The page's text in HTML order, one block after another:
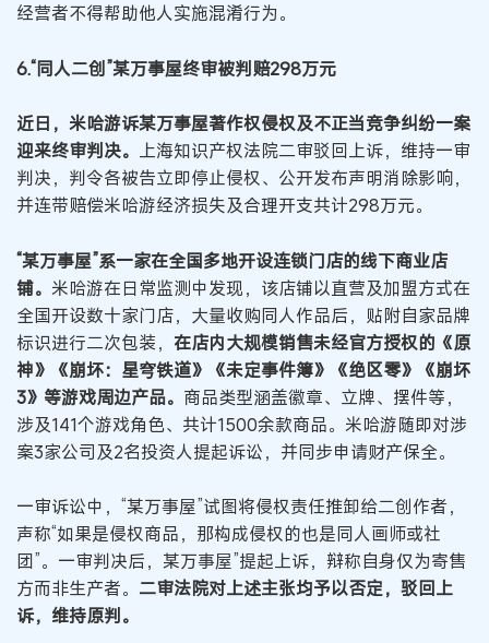
经营者不得帮助他人实施混淆行为。
6.“同人二创”某万事屋终审被判赔298万元
近日，米哈游诉某万事屋著作权侵权及不正当竞争纠纷一案
迎来终审判决。 上海知识产权法院二审驳回上诉，维持一审
判决，判令各被告立即停止侵权、公开发布声明消除影响，
并连带赔偿米哈游经济损失及合理开支共计298万元。
“某万事屋”系一家在全国多地开设连锁门店的线下商业店
铺。 米哈游在日常监测中发现，该店铺以直营及加盟方式在
全国开设数十家门店，大量收购同人作品后，贴附自家品牌
标识进行二次包装， 在店内大规模销售未经官方授权的《原
神》《崩坏：星穹铁道》《未定事件簿》《绝区零》《崩坏
3》等游戏周边产品。 商品类型涵盖徽章、立牌、摆件等，
涉及141个游戏角色、共计1500余款商品。米哈游随即对涉
案3家公司及2名投资人提起诉讼，并同步申请财产保全。
一审诉讼中，“某万事屋”试图将侵权责任推卸给二创作者，
声称“如果是侵权商品，那构成侵权的也是同人画师或社
团”。一审判决后，某万事屋”提起上诉，辩称自身仅为寄售
方而非生产者。 二审法院对上述主张均予以否定，驳回上
诉，维持原判。